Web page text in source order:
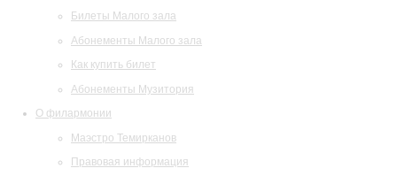
Билеты Малого зала
Абонементы Малого зала
Как купить билет
Абонементы Музитория
О филармонии
Маэстро Темирканов
Правовая информация